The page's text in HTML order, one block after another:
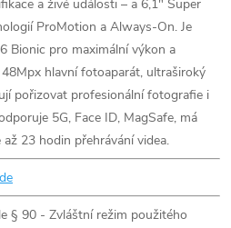
a živé události – a 6,1" Super
ProMotion a Always-On. Je
Bionic pro maximální výkon a
hlavní fotoaparát, ultraširoký
pořizovat profesionální fotografie i
5G, Face ID, MagSafe, má
23 hodin přehrávání videa.
§ 90 - Zvláštní režim použitého